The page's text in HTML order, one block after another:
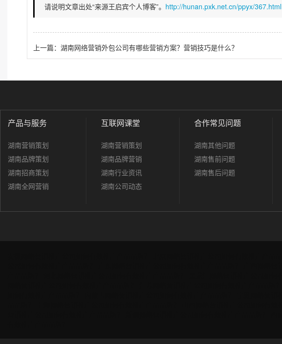
请说明文章出处“来源王启宾个人博客”。 http://hunan.pxk.net.cn/ppyx/367.html
上一篇：湖南网络营销外包公司有哪些营销方案？营销技巧是什么？
产品与服务
湖南营销策划
湖南品牌策划
湖南招商策划
湖南全网营销
互联网课堂
湖南营销策划
湖南品牌营销
湖南行业资讯
湖南公司动态
合作常见问题
湖南其他问题
湖南售前问题
湖南售后问题